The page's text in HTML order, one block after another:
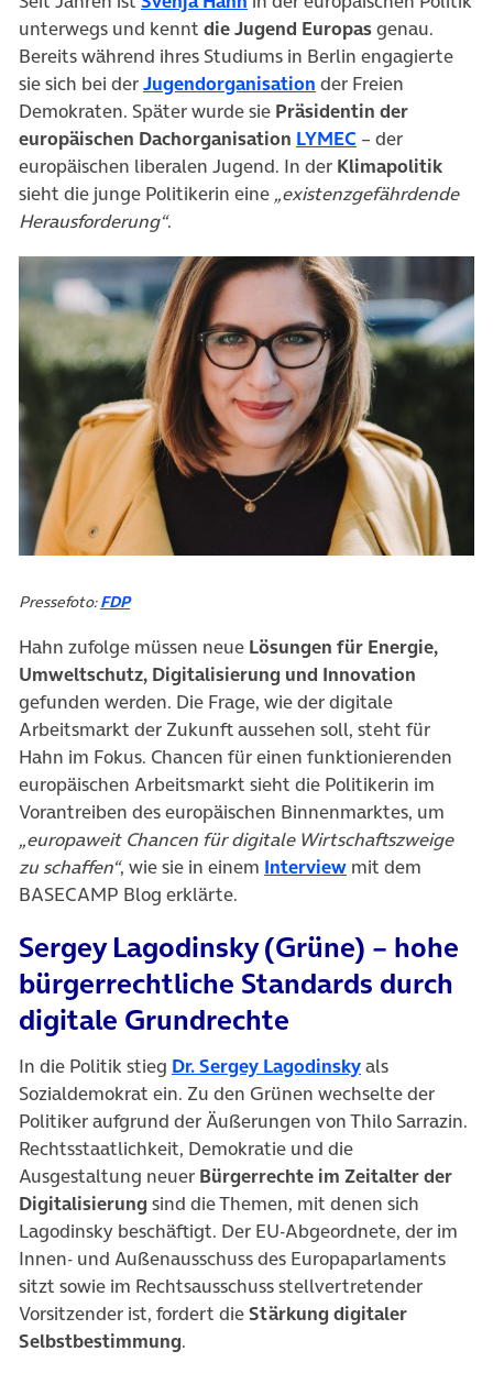
unterwegs und kennt die Jugend Europasgenau.
Bereits während ihres Studiums in Berlin engagierte
sie sich bei derJugendorganisation (öffnet in neuem
der Freien
Demokraten. Später wurde sie Präsidentin der
europäischen Dachorganisation LYMEC (öffnet in
– der
europäischen liberalen Jugend. In der Klimapolitik
sieht die junge Politikerin eine „existenzgefährdende
Herausforderung“.
Pressefoto:FDP
Hahn zufolge müssen neue Lösungen für Energie,
Umweltschutz, Digitalisierung und Innovation
gefunden werden. Die Frage, wie der digitale
Arbeitsmarkt der Zukunft aussehen soll, steht für
Hahn im Fokus. Chancen für einen funktionierenden
europäischen Arbeitsmarkt sieht die Politikerin im
Vorantreiben des europäischen Binnenmarktes, um
„europaweit Chancen für digitale Wirtschaftszweige
zu schaffen“, wie sie in einem Interview(öffnet in neuem
mit dem
BASECAMP Blog erklärte.
Sergey Lagodinsky (Grüne) – hohe
bürgerrechtliche Standards durch
digitale Grundrechte
In die Politik stieg Dr. Sergey Lagodinsky(öffnet in
als
Sozialdemokrat ein. Zu den Grünen wechselte der
Politiker aufgrund der Äußerungen von Thilo Sarrazin.
Rechtsstaatlichkeit, Demokratie und die
Ausgestaltung neuer Bürgerrechte im Zeitalter der
Digitalisierung sind die Themen, mit denen sich
Lagodinsky beschäftigt. Der EU-Abgeordnete, der im
Innen- und Außenausschuss des Europaparlaments
sitzt sowie im Rechtsausschuss stellvertretender
Vorsitzender ist, fordert dieStärkung digitaler
Selbstbestimmung.